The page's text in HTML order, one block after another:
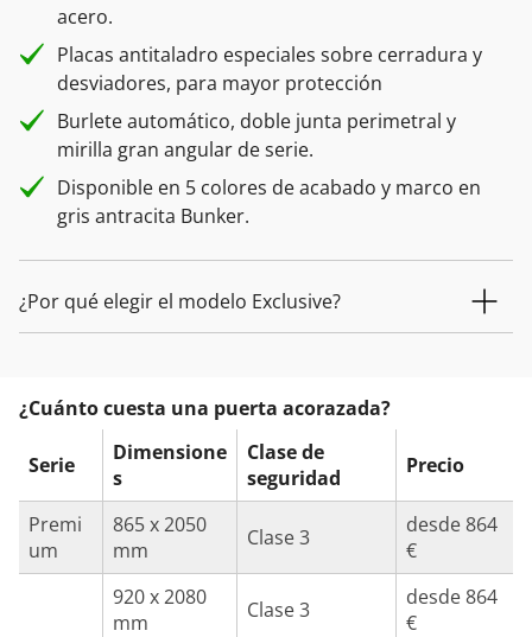
acero.
Placas antitaladro especiales sobre cerradura y
desviadores, para mayor protección
Burlete automático, doble junta perimetral y
mirilla gran angular de serie.
Disponible en 5 colores de acabado y marco en
gris antracita Bunker.
¿Por qué elegir el modelo Exclusive?
¿Cuánto cuesta una puerta acorazada?
Serie
Dimensione
s
Clase de
seguridad
Precio
Premi
um
865 x 2050
mm
Clase 3
desde 864
€
920 x 2080
mm
Clase 3
desde 864
€